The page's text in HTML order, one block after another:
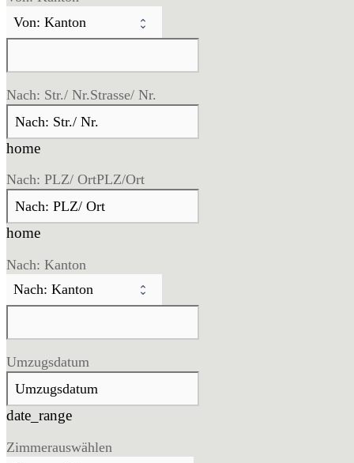
Nach: Str./ Nr.Strasse/ Nr.
home
Nach: PLZ/ OrtPLZ/Ort
home
Nach: Kanton
Umzugsdatum
date_range
Zimmerauswählen